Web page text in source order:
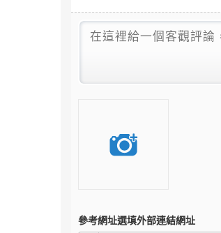
參考網址選填外部連結網址